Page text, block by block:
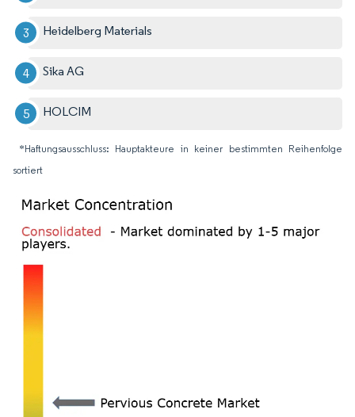
Heidelberg Materials
Sika AG
HOLCIM
*Haftungsausschluss: Hauptakteure in keiner bestimmten Reihenfolge
sortiert